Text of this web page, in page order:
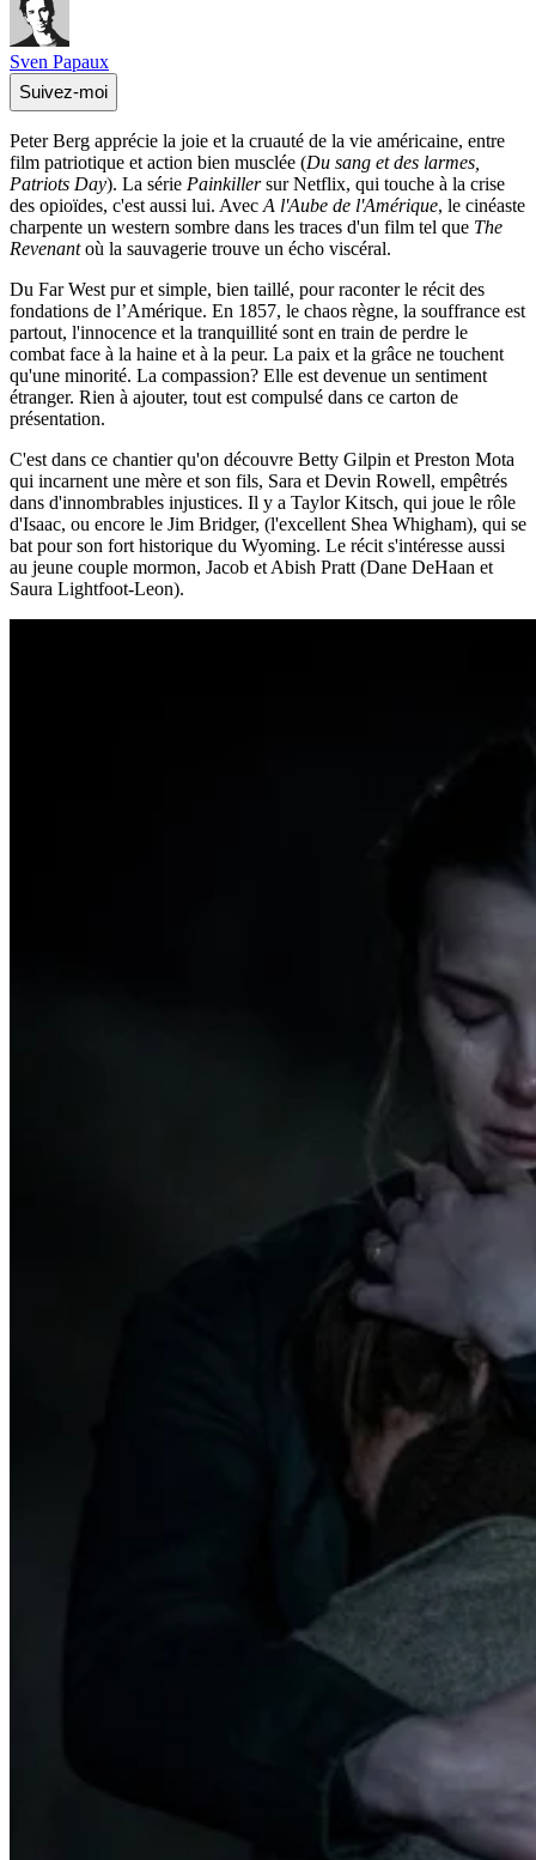
Sven Papaux
Suivez-moi
Peter Berg apprécie la joie et la cruauté de la vie américaine, entre
film patriotique et action bien musclée (Du sang et des larmes,
Patriots Day). La série Painkillersur Netflix, qui touche à la crise
des opioïdes, c'est aussi lui. Avec A l'Aube de l'Amérique, le cinéaste
charpente un western sombre dans les traces d'un film tel que The
Revenantoù la sauvagerie trouve un écho viscéral.
Du Far West pur et simple, bien taillé, pour raconter le récit des
fondations de l’Amérique. En 1857, le chaos règne, la souffrance est
partout, l'innocence et la tranquillité sont en train de perdre le
combat face à la haine et à la peur. La paix et la grâce ne touchent
qu'une minorité. La compassion? Elle est devenue un sentiment
étranger. Rien à ajouter, tout est compulsé dans ce carton de
présentation.
C'est dans ce chantier qu'on découvre Betty Gilpin et Preston Mota
qui incarnent une mère et son fils, Sara et Devin Rowell, empêtrés
dans d'innombrables injustices. Il y a Taylor Kitsch, qui joue le rôle
d'Isaac, ou encore le Jim Bridger, (l'excellent Shea Whigham), qui se
bat pour son fort historique du Wyoming. Le récit s'intéresse aussi
au jeune couple mormon, Jacob et Abish Pratt (Dane DeHaan et
Saura Lightfoot-Leon).